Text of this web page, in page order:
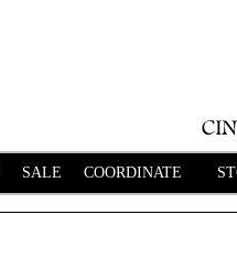
SALE